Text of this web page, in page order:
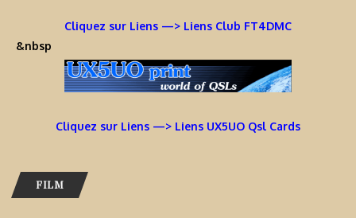
Cliquez sur Liens —> Liens Club FT4DMC
&nbsp
Cliquez sur Liens —> Liens UX5UO Qsl Cards
FILM